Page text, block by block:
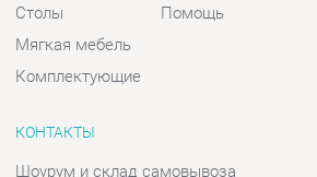
Адрес: г. Екатеринбург, пер.
Базовый, 47
Телефон: +7 (903) 000-00-00
Пн - Пт:10:00 - 18:00 (GMT+5)
Отправить сообщение